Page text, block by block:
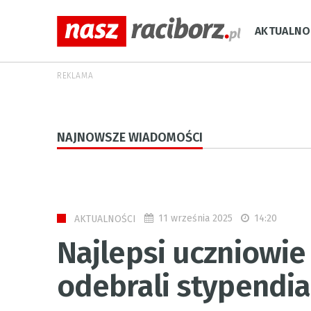
REKLAMA
NAJNOWSZE WIADOMOŚCI
AKTUALNOŚCI 11 września 2025 14:20
Najlepsi
odebrali